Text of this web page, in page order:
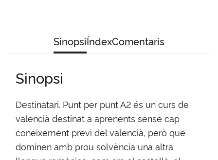
SinopsiÍndexComentaris
Sinopsi
Destinatari. Punt per punt A2 és un curs de
valencià destinat a aprenents sense cap
coneixement previ del valencià, però que
dominen amb prou solvència una altra